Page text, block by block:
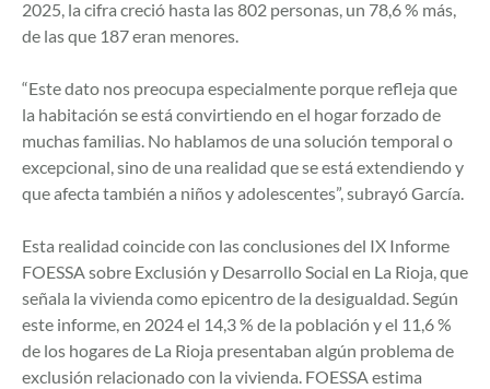
2025, la cifra creció hasta las 802 personas, un 78,6 % más,
de las que 187 eran menores.
“Este dato nos preocupa especialmente porque refleja que
la habitación se está convirtiendo en el hogar forzado de
muchas familias. No hablamos de una solución temporal o
excepcional, sino de una realidad que se está extendiendo y
que afecta también a niños y adolescentes”, subrayó García.
Esta realidad coincide con las conclusiones del IX Informe
FOESSA sobre Exclusión y Desarrollo Social en La Rioja, que
señala la vivienda como epicentro de la desigualdad. Según
este informe, en 2024 el 14,3 % de la población y el 11,6 %
de los hogares de La Rioja presentaban algún problema de
exclusión relacionado con la vivienda. FOESSA estima